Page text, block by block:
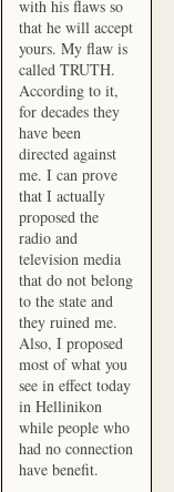
with his flaws so
that he will accept
yours. My flaw is
called TRUTH.
According to it,
for decades they
have been
directed against
me. I can prove
that I actually
proposed the
radio and
television media
that do not belong
to the state and
they ruined me.
Also, I proposed
most of what you
see in effect today
in Hellinikon
while people who
had no connection
have benefit.